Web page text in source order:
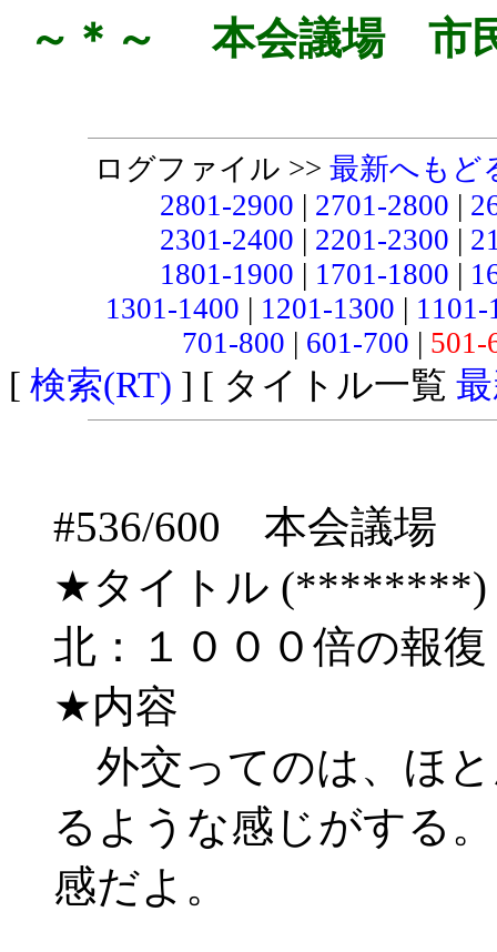
～＊～ 本会議場 市
ログファイル >> 最新へもど
2801-2900 | 2701-2800 |
2301-2400 | 2201-2300 |
1801-1900 | 1701-1800 |
1301-1400 | 1201-1300 |
701-800 | 601-700 |
[ 検索(RT) ] [ タイトル一覧
#536/600 本会議場
★タイトル (********)
北：１０００倍の報
★内容
外交ってのは、ほ
るような感じがする
感だよ。